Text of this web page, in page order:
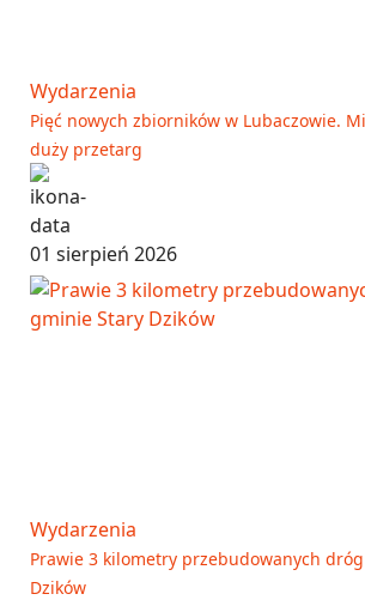
Wydarzenia
Pięć nowych zbiorników w Lubaczowie.
duży przetarg
01 sierpień 2026
Wydarzenia
Prawie 3 kilometry przebudowanych
Dzików